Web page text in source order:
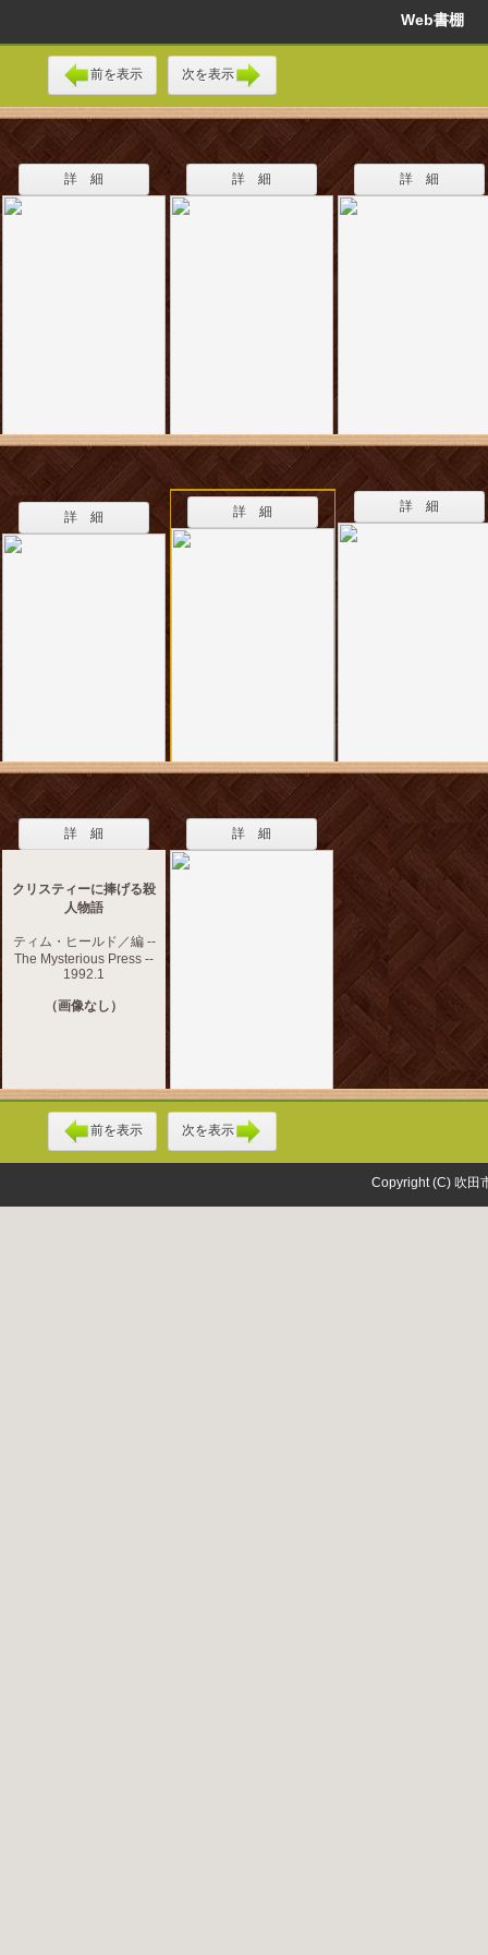
Web書棚
前を表示 次を表示
詳 細 詳 細 詳 細
詳 細 詳 細 詳 細
詳 細
クリスティーに捧げる殺
人物語
ティム・ヒールド／編 --
The Mysterious Press --
1992.1
（画像なし）
詳 細
前を表示 次を表示
Copyright (C) 吹田